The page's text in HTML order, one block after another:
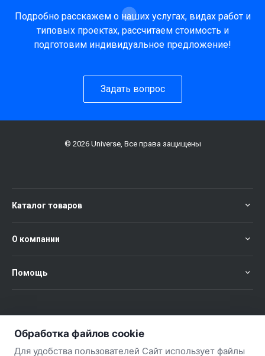
Подробно расскажем о наших услугах, видах работ и
типовых проектах, рассчитаем стоимость и
подготовим индивидуальное предложение!
Задать вопрос
© 2026 Universe, Все права защищены
Каталог товаров
О компании
Помощь
+375 (29) 563-57-02
Обработка файлов cookie
Для удобства пользователей Сайт использует файлы